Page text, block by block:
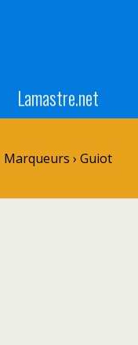
Lamastre.net
Marqueurs › Guiot